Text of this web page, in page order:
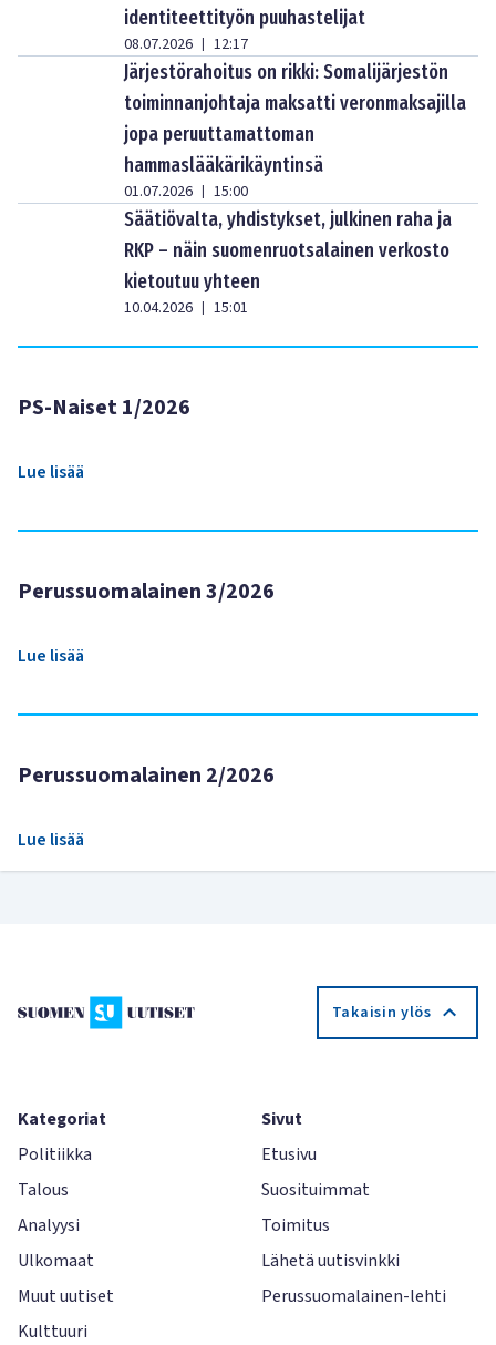
identiteettityön puuhastelijat
08.07.2026 | 12:17
Järjestörahoitus on rikki: Somalijärjestön
toiminnanjohtaja maksatti veronmaksajilla
jopa peruuttamattoman
hammaslääkärikäyntinsä
01.07.2026 | 15:00
Säätiövalta, yhdistykset, julkinen raha ja
RKP – näin suomenruotsalainen verkosto
kietoutuu yhteen
10.04.2026 | 15:01
PS-Naiset 1/2026
Lue lisää
Perussuomalainen 3/2026
Lue lisää
Perussuomalainen 2/2026
Lue lisää
Takaisin ylös
Kategoriat
Politiikka
Talous
Analyysi
Ulkomaat
Muut uutiset
Kulttuuri
Sivut
Etusivu
Suosituimmat
Toimitus
Lähetä uutisvinkki
Perussuomalainen-lehti